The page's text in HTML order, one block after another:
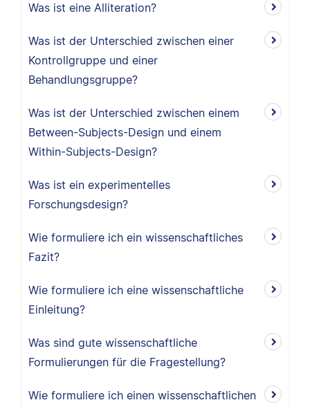
Was ist eine Alliteration?
Was ist der Unterschied zwischen einer
Kontrollgruppe und einer
Behandlungsgruppe?
Was ist der Unterschied zwischen einem
Between-Subjects-Design und einem
Within-Subjects-Design?
Was ist ein experimentelles
Forschungsdesign?
Wie formuliere ich ein wissenschaftliches
Fazit?
Wie formuliere ich eine wissenschaftliche
Einleitung?
Was sind gute wissenschaftliche
Formulierungen für die Fragestellung?
Wie formuliere ich einen wissenschaftlichen